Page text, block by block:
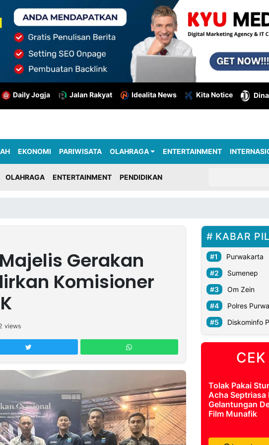
Daily Jogja Jalan Rakyat Idealita News Kita Notice
EKONOMI PARIWISATA OLAHRAGA ENTERTAINMENT
OLAHRAGA ENTERTAINMENT PENDIDIKAN
Gerakan
Komisioner
views
KABAR
Purwakarta
Sumenep
Om Zein
Polres
Diskominfo
Tolak Pakai
Acha Septriasa
Gelantungan
Film Munafik